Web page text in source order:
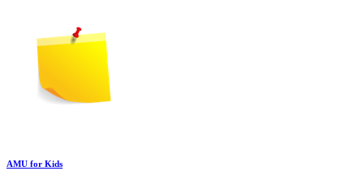
AMU for Kids